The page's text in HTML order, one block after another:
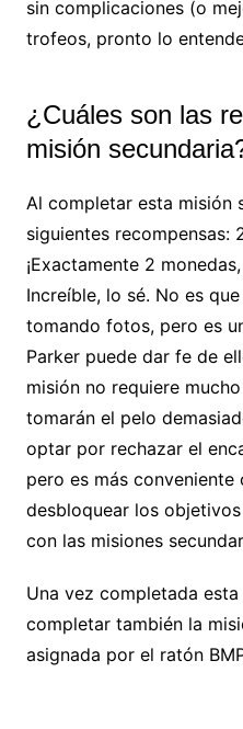
sin complicaciones (o
trofeos, pronto lo
¿Cuáles son las
misión
Al completar esta misión
siguientes recompensas:
¡Exactamente 2
Increíble, lo sé. No es
tomando fotos, pero es
Parker puede dar fe de
misión no requiere
tomarán el pelo
optar por rechazar el
pero es más
desbloquear los
con las misiones
Una vez completada
completar también la
asignada por el ratón